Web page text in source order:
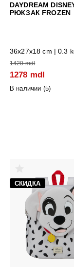
DAYDREAM
РЮКЗАК FROZEN
36x27x18 cm | 0.3
1420 mdl
1278 mdl
В наличии (5)
СКИДКА